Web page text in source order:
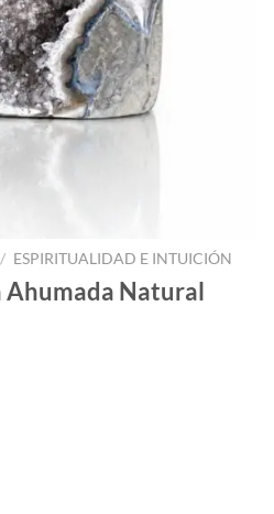
/ ESPIRITUALIDAD E INTUICIÓN
Ahumada Natural